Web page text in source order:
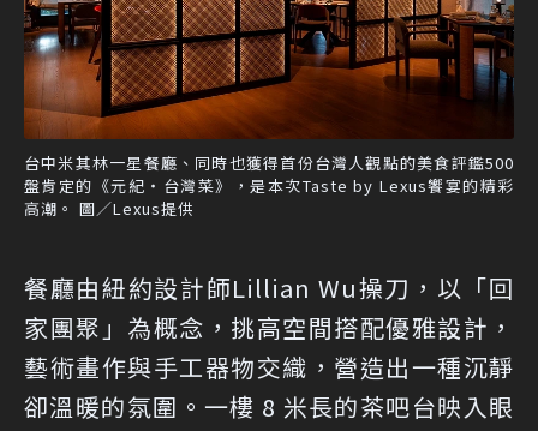
台中米其林一星餐廳、同時也獲得首份台灣人觀點的美食評鑑500
盤肯定的《元紀・台灣菜》，是本次Taste by Lexus饗宴的精彩
高潮。 圖／Lexus提供
餐廳由紐約設計師Lillian Wu操刀，以「回
家團聚」為概念，挑高空間搭配優雅設計，
藝術畫作與手工器物交織，營造出一種沉靜
卻溫暖的氛圍。一樓 8 米長的茶吧台映入眼